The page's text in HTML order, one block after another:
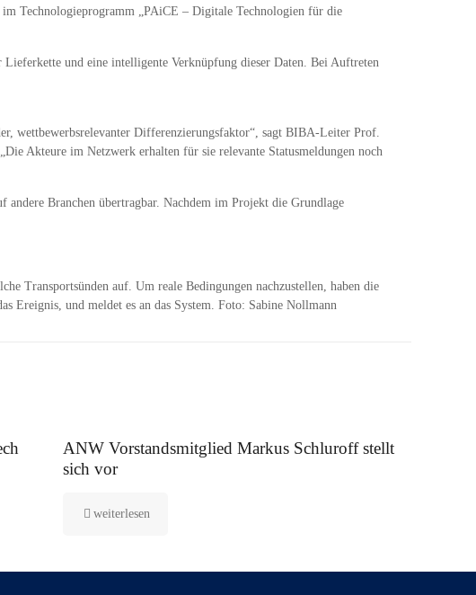
Technologieprogramm „PAiCE – Digitale Technologien für die
und eine intelligente Verknüpfung dieser Daten. Bei Auftreten
wettbewerbsrelevanter Differenzierungsfaktor“, sagt BIBA-Leiter Prof.
Akteure im Netzwerk erhalten für sie relevante Statusmeldungen noch
Branchen übertragbar. Nachdem im Projekt die Grundlage
Transportsünden auf. Um reale Bedingungen nachzustellen, haben die
Ereignis, und meldet es an das System. Foto: Sabine Nollmann
ANW Vorstandsmitglied Markus Schluroff stellt
sich vor
weiterlesen